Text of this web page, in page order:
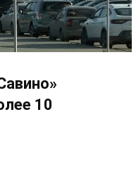
10